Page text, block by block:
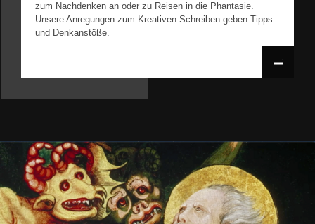
zum Nachdenken an oder zu Reisen in die Phantasie.
Unsere Anregungen zum Kreativen Schreiben geben Tipps
und Denkanstöße.